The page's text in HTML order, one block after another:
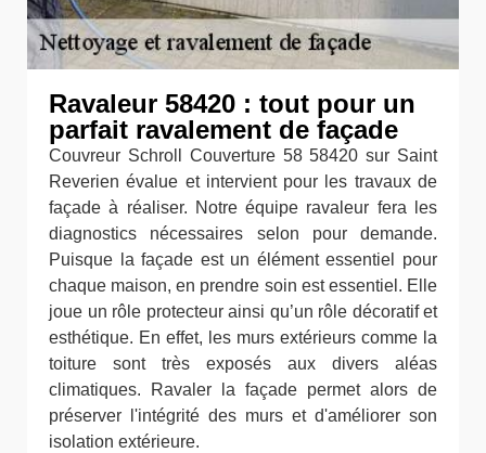
Ravaleur 58420 : tout pour un
parfait ravalement de façade
Couvreur Schroll Couverture 58 58420 sur Saint
Reverien évalue et intervient pour les travaux de
façade à réaliser. Notre équipe ravaleur fera les
diagnostics nécessaires selon pour demande.
Puisque la façade est un élément essentiel pour
chaque maison, en prendre soin est essentiel. Elle
joue un rôle protecteur ainsi qu’un rôle décoratif et
esthétique. En effet, les murs extérieurs comme la
toiture sont très exposés aux divers aléas
climatiques. Ravaler la façade permet alors de
préserver l'intégrité des murs et d'améliorer son
isolation extérieure.